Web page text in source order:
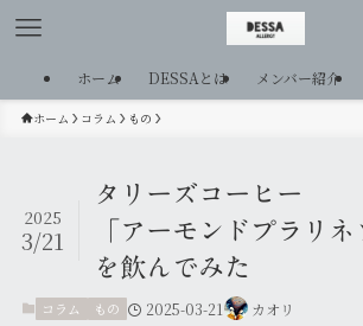
ホーム DESSAとは メンバー紹介
ホーム コラム もの
タリーズコーヒー
「アーモンドプラリネ
を飲んでみた
2025
3/21
コラム もの 2025-03-21 カオリ